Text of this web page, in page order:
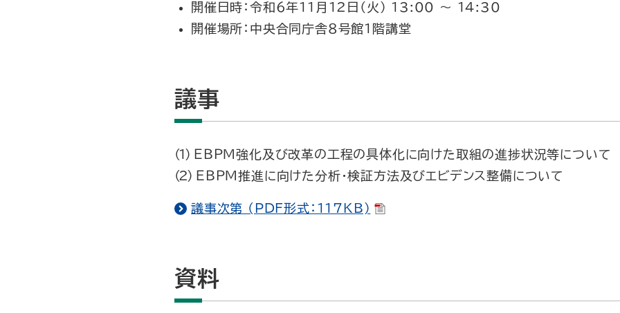
開催日時：令和6年11月12日（火） 13:00 ～ 14:30
開催場所：中央合同庁舎８号館１階講堂
議事
ＥＢＰＭ強化及び改革の工程の具体化に向けた取組の進捗状況等について
ＥＢＰＭ推進に向けた分析・検証方法及びエビデンス整備について
議事次第 (PDF形式：117KB)
資料